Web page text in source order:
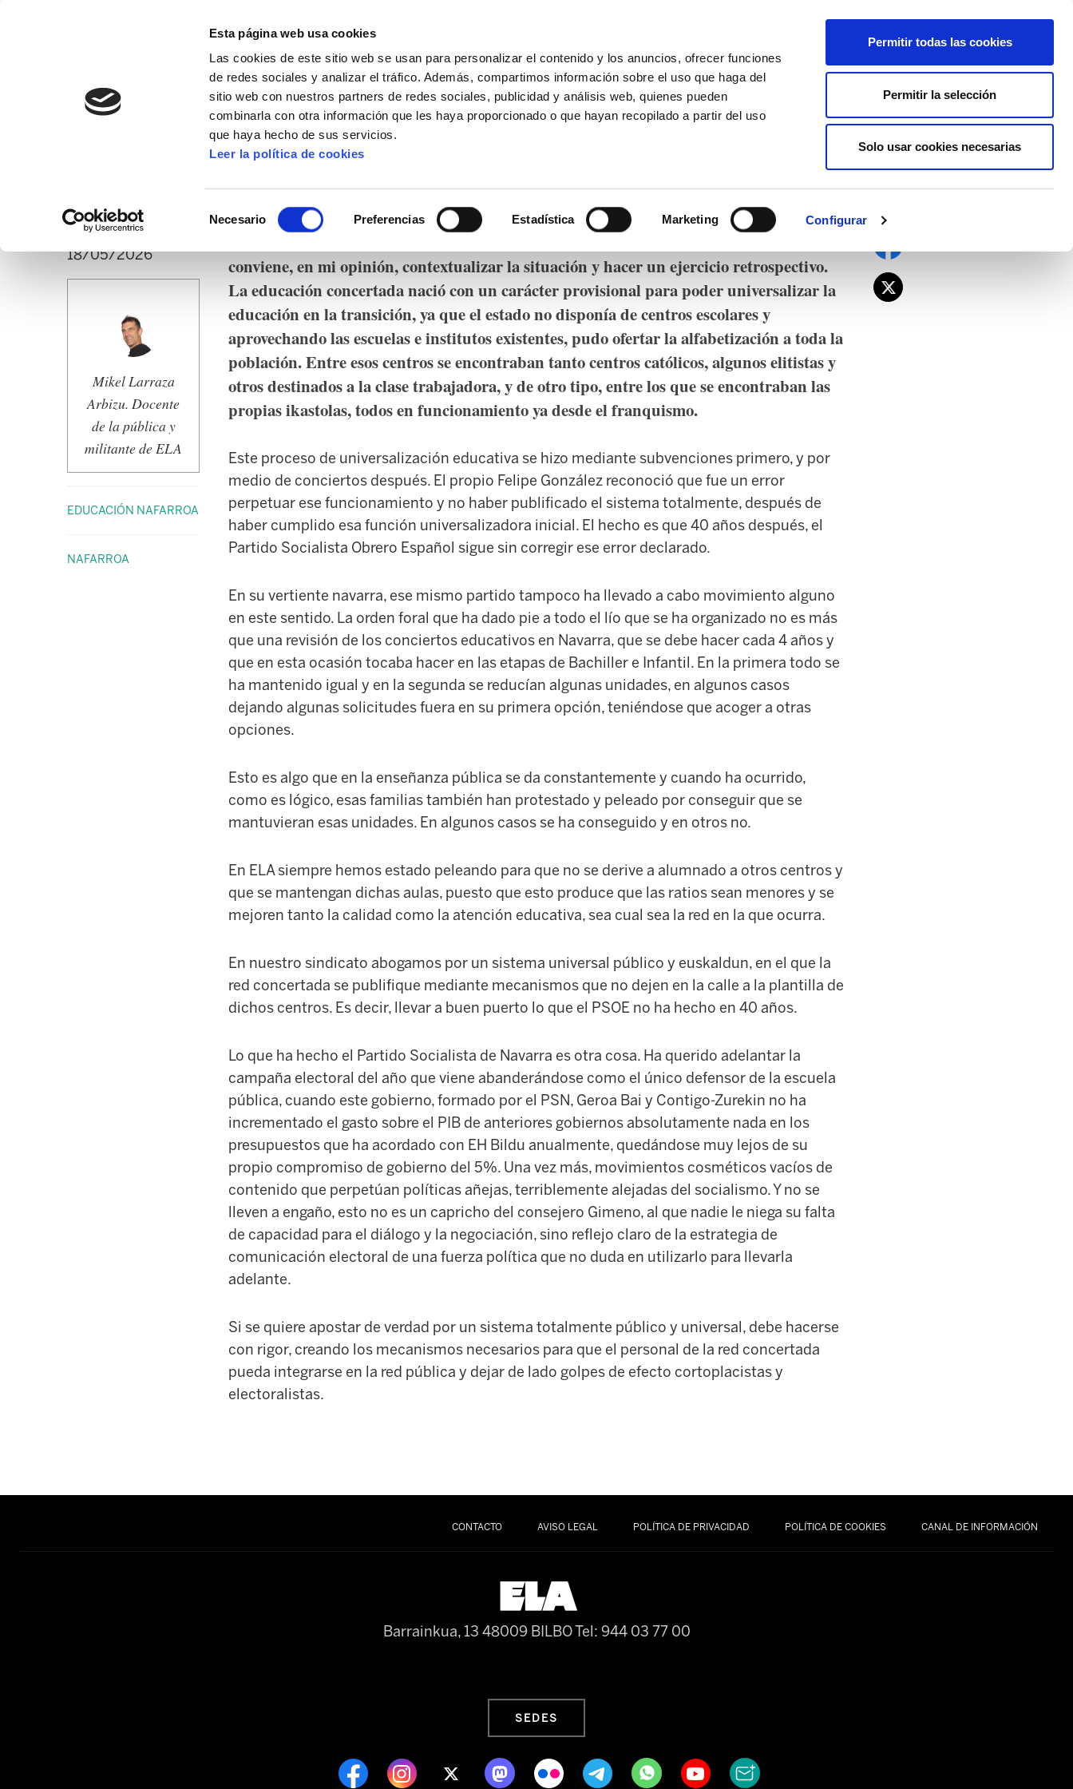
Esta página web usa cookies
Las cookies de este sitio web se usan para personalizar el contenido y los anuncios, ofrecer funciones
de redes sociales y analizar el tráfico. Además, compartimos información sobre el uso que haga del
sitio web con nuestros partners de redes sociales, publicidad y análisis web, quienes pueden
combinarla con otra información que les haya proporcionado o que hayan recopilado a partir del uso
que haya hecho de sus servicios.
Leer la política de cookies
Necesario Preferencias Estadística Marketing Configurar
Permitir todas las cookies
Permitir la selección
Solo usar cookies necesarias
AFÍLIATE
MANU ROBLES-ARANGIZ FUNDAZIOA BIDELAGUN FUNDAZIOA
Una educación infrafinanciada y utilizada como arma electoral
18/05/2026
Mikel Larraza
Arbizu. Docente
de la pública y
militante de ELA
EDUCACIÓN NAFARROA
NAFARROA
conviene, en mi opinión, contextualizar la situación y hacer un ejercicio retrospectivo.
La educación concertada nació con un carácter provisional para poder universalizar la
educación en la transición, ya que el estado no disponía de centros escolares y
aprovechando las escuelas e institutos existentes, pudo ofertar la alfabetización a toda la
población. Entre esos centros se encontraban tanto centros católicos, algunos elitistas y
otros destinados a la clase trabajadora, y de otro tipo, entre los que se encontraban las
propias ikastolas, todos en funcionamiento ya desde el franquismo.
Este proceso de universalización educativa se hizo mediante subvenciones primero, y por
medio de conciertos después. El propio Felipe González reconoció que fue un error
perpetuar ese funcionamiento y no haber publificado el sistema totalmente, después de
haber cumplido esa función universalizadora inicial. El hecho es que 40 años después, el
Partido Socialista Obrero Español sigue sin corregir ese error declarado.
En su vertiente navarra, ese mismo partido tampoco ha llevado a cabo movimiento alguno
en este sentido. La orden foral que ha dado pie a todo el lío que se ha organizado no es más
que una revisión de los conciertos educativos en Navarra, que se debe hacer cada 4 años y
que en esta ocasión tocaba hacer en las etapas de Bachiller e Infantil. En la primera todo se
ha mantenido igual y en la segunda se reducían algunas unidades, en algunos casos
dejando algunas solicitudes fuera en su primera opción, teniéndose que acoger a otras
opciones.
Esto es algo que en la enseñanza pública se da constantemente y cuando ha ocurrido,
como es lógico, esas familias también han protestado y peleado por conseguir que se
mantuvieran esas unidades. En algunos casos se ha conseguido y en otros no.
En ELA siempre hemos estado peleando para que no se derive a alumnado a otros centros y
que se mantengan dichas aulas, puesto que esto produce que las ratios sean menores y se
mejoren tanto la calidad como la atención educativa, sea cual sea la red en la que ocurra.
En nuestro sindicato abogamos por un sistema universal público y euskaldun, en el que la
red concertada se publifique mediante mecanismos que no dejen en la calle a la plantilla de
dichos centros. Es decir, llevar a buen puerto lo que el PSOE no ha hecho en 40 años.
Lo que ha hecho el Partido Socialista de Navarra es otra cosa. Ha querido adelantar la
campaña electoral del año que viene abanderándose como el único defensor de la escuela
pública, cuando este gobierno, formado por el PSN, Geroa Bai y Contigo-Zurekin no ha
incrementado el gasto sobre el PIB de anteriores gobiernos absolutamente nada en los
presupuestos que ha acordado con EH Bildu anualmente, quedándose muy lejos de su
propio compromiso de gobierno del 5%. Una vez más, movimientos cosméticos vacíos de
contenido que perpetúan políticas añejas, terriblemente alejadas del socialismo. Y no se
lleven a engaño, esto no es un capricho del consejero Gimeno, al que nadie le niega su falta
de capacidad para el diálogo y la negociación, sino reflejo claro de la estrategia de
comunicación electoral de una fuerza política que no duda en utilizarlo para llevarla
adelante.
Si se quiere apostar de verdad por un sistema totalmente público y universal, debe hacerse
con rigor, creando los mecanismos necesarios para que el personal de la red concertada
pueda integrarse en la red pública y dejar de lado golpes de efecto cortoplacistas y
electoralistas.
CONTACTO AVISO LEGAL POLÍTICA DE PRIVACIDAD POLÍTICA DE COOKIES CANAL DE INFORMACIÓN
Barrainkua, 13 48009 BILBOTel: 944 03 77 00
SEDES